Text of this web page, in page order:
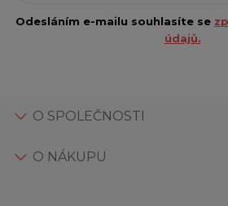
Odesláním e-mailu souhlasíte se
údajů.
O SPOLEČNOSTI
O NÁKUPU